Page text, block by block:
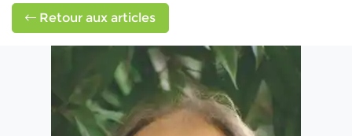
Retour aux articles